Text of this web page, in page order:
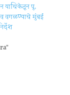
याचिकेतून पू.
वगळण्‍याचे मुंबई